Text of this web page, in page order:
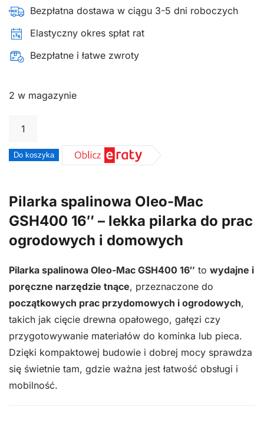
Bezpłatna dostawa w ciągu 3-5 dni roboczych
Elastyczny okres spłat rat
Bezpłatne i łatwe zwroty
2 w magazynie
ilość
spalinowa
GSH400
16″
–
pilarka
do
prac
ogrodowych
i
domowych
Do koszyka
Pilarka spalinowa Oleo-Mac
GSH400 16″ – lekka pilarka do prac
ogrodowych i domowych
Pilarka spalinowa Oleo-Mac GSH400 16″ to wydajne i
poręczne narzędzie tnące, przeznaczone do
początkowych prac przydomowych i ogrodowych,
takich jak cięcie drewna opałowego, gałęzi czy
przygotowywanie materiałów do kominka lub pieca.
Dzięki kompaktowej budowie i dobrej mocy sprawdza
się świetnie tam, gdzie ważna jest łatwość obsługi i
mobilność.